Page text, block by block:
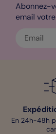
parfaite ! Si
commande et
24h. Alors
Abonnez-
email
En 24h-48h